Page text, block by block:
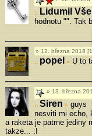
Lidumil
hodnotu "". Tak
12. března 2018
popel » U to
13. března
Siren » guys
nesviti mi echo,
a raketa je patrne jediny
takze... :I